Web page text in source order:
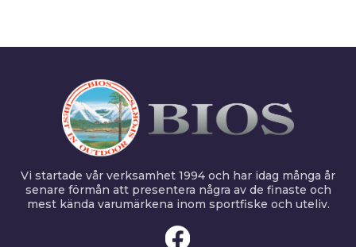
Vi startade vår verksamhet 1994 och har idag många år
senare förmån att presentera några av de finaste och
mest kända varumärkena inom sportfiske och uteliv.